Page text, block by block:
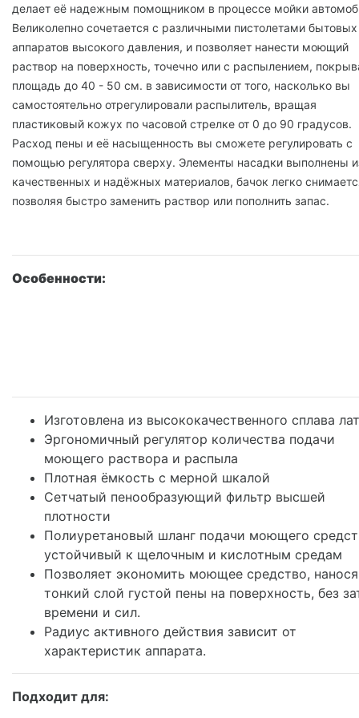
делает её надежным помощником в процессе мойки
Великолепно сочетается с различными пистолетами бытовых
аппаратов высокого давления, и позволяет нанести моющий
раствор на поверхность, точечно или с распылением,
площадь до 40 - 50 см. в зависимости от того, насколько вы
самостоятельно отрегулировали распылитель, вращая
пластиковый кожух по часовой стрелке от 0 до 90 градусов.
Расход пены и её насыщенность вы сможете регулировать с
помощью регулятора сверху. Элементы насадки выполнены
качественных и надёжных материалов, бачок легко
позволяя быстро заменить раствор или пополнить запас.
Особенности:
Изготовлена из высококачественного сплава
Эргономичный регулятор количества подачи
моющего раствора и распыла
Плотная ёмкость с мерной шкалой
Сетчатый пенообразующий фильтр высшей
плотности
Полиуретановый шланг подачи моющего
устойчивый к щелочным и кислотным средам
Позволяет экономить моющее средство, нанося
тонкий слой густой пены на поверхность, без
времени и сил.
Радиус активного действия зависит от
характеристик аппарата.
Подходит для: